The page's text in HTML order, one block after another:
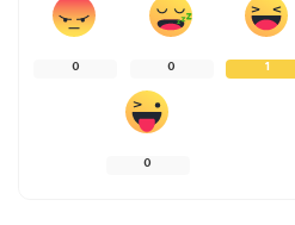
1
0
0
0